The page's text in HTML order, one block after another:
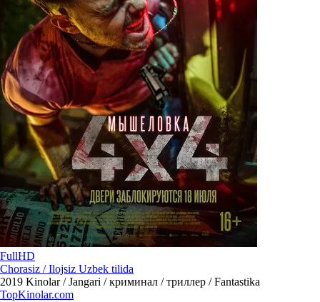
FullHD
Chorasiz / Ilojsiz Uzbek tilida
2019 Kinolar / Jangari / криминал / триллер / Fantastika
TopKinolar.com